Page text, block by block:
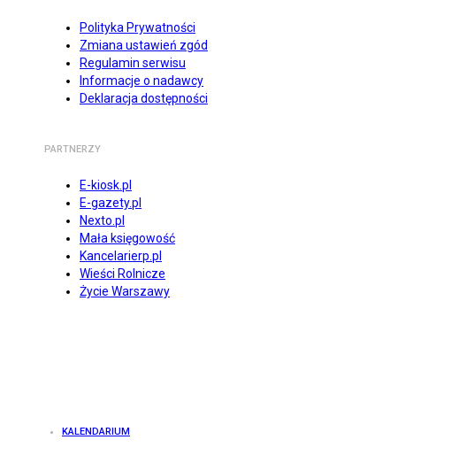
Polityka Prywatności
Zmiana ustawień zgód
Regulamin serwisu
Informacje o nadawcy
Deklaracja dostępności
PARTNERZY
E-kiosk.pl
E-gazety.pl
Nexto.pl
Mała księgowość
Kancelarierp.pl
Wieści Rolnicze
Życie Warszawy
KALENDARIUM